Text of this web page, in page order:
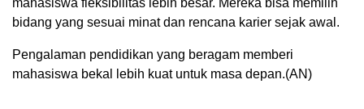
bidang yang sesuai minat dan rencana karier sejak awal.
Pengalaman pendidikan yang beragam memberi
mahasiswa bekal lebih kuat untuk masa depan.(AN)